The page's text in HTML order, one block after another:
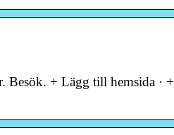
Besök. + Lägg till hemsida · +